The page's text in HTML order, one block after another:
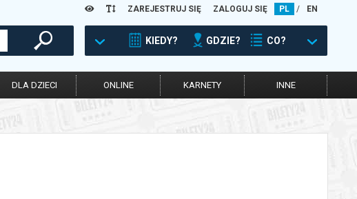
ZAREJESTRUJ SIĘ ZALOGUJ SIĘ PL / EN
KIEDY? GDZIE? CO?
DLA DZIECI ONLINE KARNETY INNE